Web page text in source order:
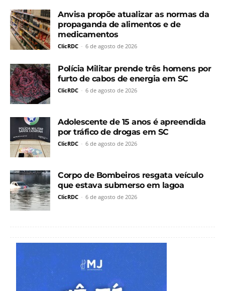
Anvisa propõe atualizar as normas da
propaganda de alimentos e de
medicamentos
ClicRDC - 6 de agosto de 2026
Polícia Militar prende três homens por
furto de cabos de energia em SC
ClicRDC - 6 de agosto de 2026
Adolescente de 15 anos é apreendida
por tráfico de drogas em SC
ClicRDC - 6 de agosto de 2026
Corpo de Bombeiros resgata veículo
que estava submerso em lagoa
ClicRDC - 6 de agosto de 2026